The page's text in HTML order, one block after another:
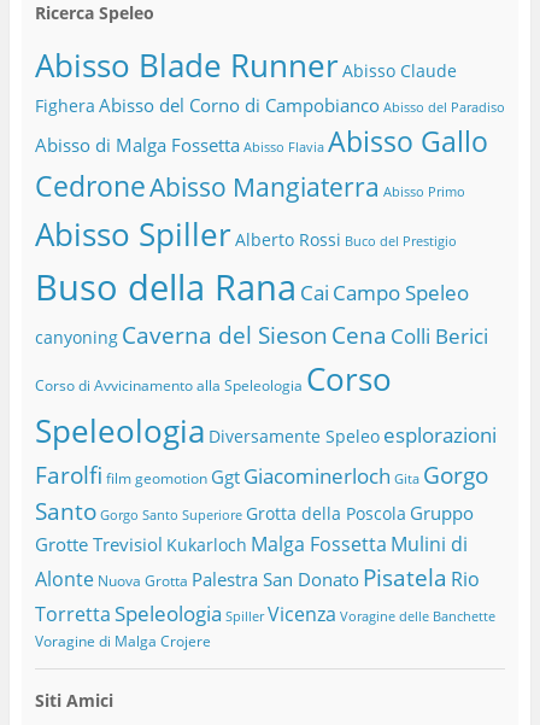
Ricerca Speleo
Abisso Blade RunnerAbisso Claude
Fighera Abisso del Corno di Campobianco Abisso del Paradiso
Abisso di Malga Fossetta Abisso Flavia Abisso Gallo
CedroneAbisso Mangiaterra Abisso Primo
Abisso SpillerAlberto Rossi Buco del Prestigio
Buso della Rana Cai Campo Speleo
canyoning Caverna del Sieson Cena Colli Berici
Corso di Avvicinamento alla Speleologia Corso
Speleologia Diversamente Speleo esplorazioni
Farolfi film geomotion Ggt Giacominerloch Gita Gorgo
Santo Gorgo Santo Superiore Grotta della Poscola Gruppo
Grotte Trevisiol Kukarloch Malga Fossetta Mulini di
Alonte Nuova Grotta Palestra San Donato Pisatela Rio
TorrettaSpeleologia Spiller Vicenza Voragine delle Banchette
Voragine di Malga Crojere
Siti Amici